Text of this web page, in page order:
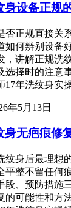
身设备正规
否正规直接关
如何辨别设备
，讲解正规洗
选择时的注意
17年洗纹身实
年5月13日
身无疤痕修
纹身后最理想
平整不留任何
段、预防措施
的可能性和方